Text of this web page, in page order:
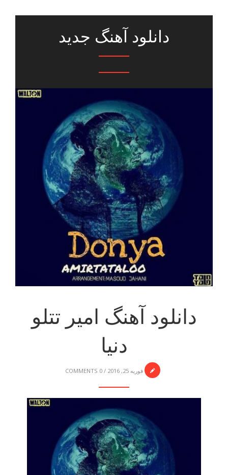
دانلود آهنگ جدید
دانلود آهنگ امیر تتلو
دنیا
فوریه 25, 2016 /
0 COMMENTS